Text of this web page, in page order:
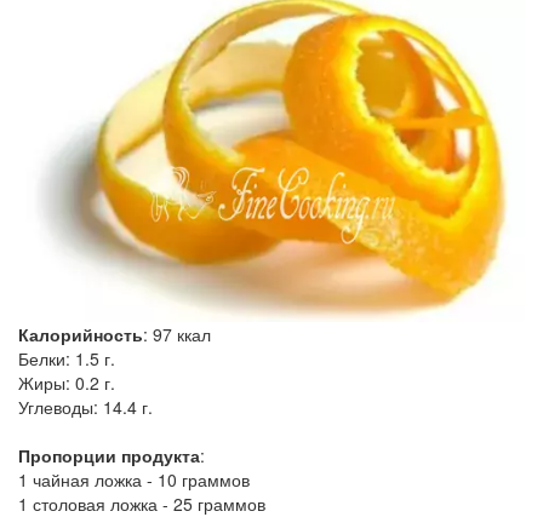
Калорийность: 97 ккал
Белки: 1.5 г.
Жиры: 0.2 г.
Углеводы: 14.4 г.
Пропорции продукта:
1 чайная ложка - 10 граммов
1 столовая ложка - 25 граммов